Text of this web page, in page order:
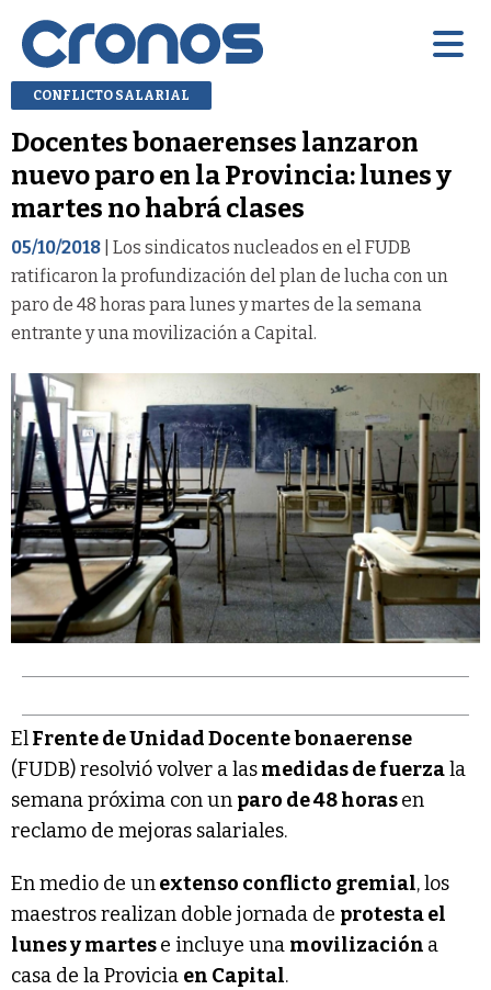
CONFLICTO SALARIAL
Docentes bonaerenses lanzaron
nuevo paro en la Provincia: lunes y
martes no habrá clases
05/10/2018 | Los sindicatos nucleados en el FUDB
ratificaron la profundización del plan de lucha con un
paro de 48 horas para lunes y martes de la semana
entrante y una movilización a Capital.
ElFrente de Unidad Docente bonaerense
(FUDB) resolvió volver a lasmedidas de fuerzala
semana próxima con un paro de 48 horasen
reclamo de mejoras salariales.
En medio de unextenso conflicto gremial, los
maestros realizan doble jornada de protesta el
lunes y martese incluye una movilización a
casa de la Provicia en Capital.